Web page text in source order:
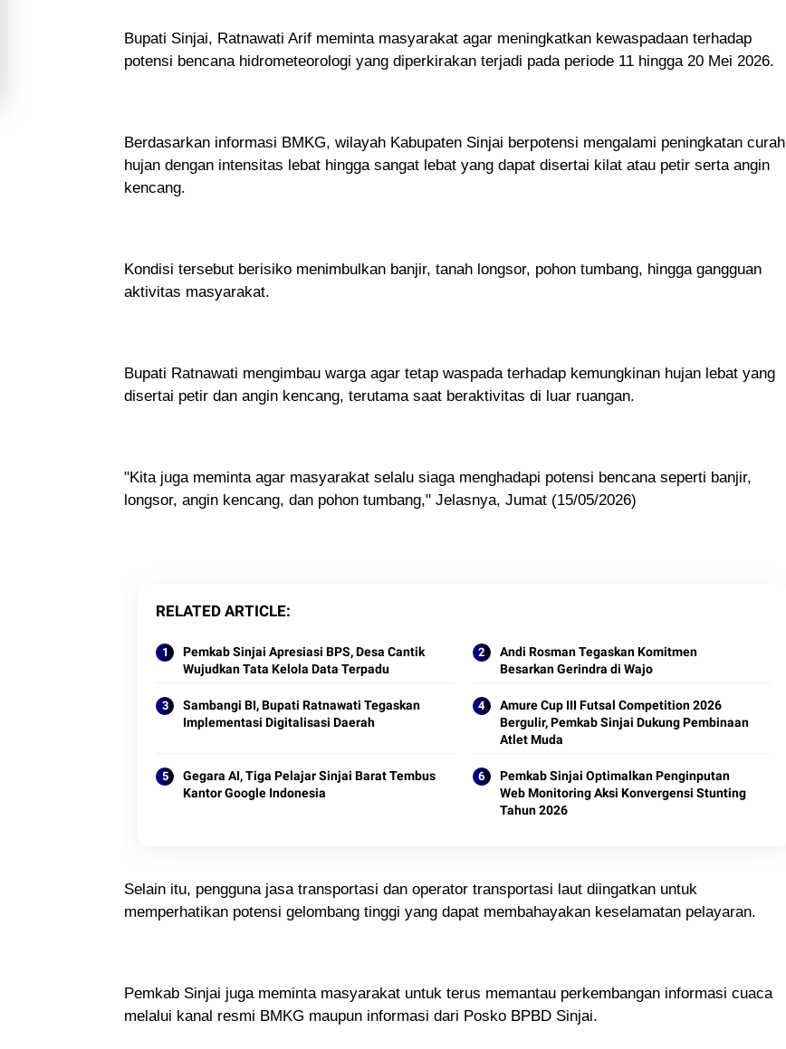
Bupati Sinjai, Ratnawati Arif meminta masyarakat agar meningkatkan kewaspadaan terhadap
potensi bencana hidrometeorologi yang diperkirakan terjadi pada periode 11 hingga 20 Mei 2026.
Berdasarkan informasi BMKG, wilayah Kabupaten Sinjai berpotensi mengalami peningkatan curah
hujan dengan intensitas lebat hingga sangat lebat yang dapat disertai kilat atau petir serta angin
kencang.
Kondisi tersebut berisiko menimbulkan banjir, tanah longsor, pohon tumbang, hingga gangguan
aktivitas masyarakat.
Bupati Ratnawati mengimbau warga agar tetap waspada terhadap kemungkinan hujan lebat yang
disertai petir dan angin kencang, terutama saat beraktivitas di luar ruangan.
"Kita juga meminta agar masyarakat selalu siaga menghadapi potensi bencana seperti banjir,
longsor, angin kencang, dan pohon tumbang," Jelasnya, Jumat (15/05/2026)
RELATED ARTICLE
Pemkab Sinjai Apresiasi BPS, Desa Cantik
Wujudkan Tata Kelola Data Terpadu
Andi Rosman Tegaskan Komitmen
Besarkan Gerindra di Wajo
Sambangi BI, Bupati Ratnawati Tegaskan
Implementasi Digitalisasi Daerah
Amure Cup III Futsal Competition 2026
Bergulir, Pemkab Sinjai Dukung Pembinaan
Atlet Muda
Gegara AI, Tiga Pelajar Sinjai Barat Tembus
Kantor Google Indonesia
Pemkab Sinjai Optimalkan Penginputan
Web Monitoring Aksi Konvergensi Stunting
Tahun 2026
Selain itu, pengguna jasa transportasi dan operator transportasi laut diingatkan untuk
memperhatikan potensi gelombang tinggi yang dapat membahayakan keselamatan pelayaran.
Pemkab Sinjai juga meminta masyarakat untuk terus memantau perkembangan informasi cuaca
melalui kanal resmi BMKG maupun informasi dari Posko BPBD Sinjai.